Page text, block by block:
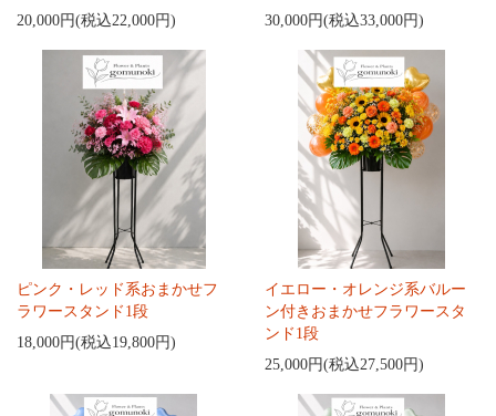
20,000円(税込22,000円)
30,000円(税込33,000円)
ピンク・レッド系おまかせフ
ラワースタンド1段
18,000円(税込19,800円)
イエロー・オレンジ系バルー
ン付きおまかせフラワースタ
ンド1段
25,000円(税込27,500円)